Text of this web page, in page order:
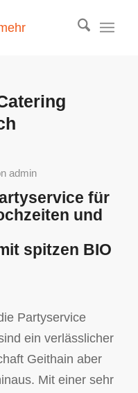
admin
für
und
spitzen BIO
Partyservice
ein verlässlicher
Geithain aber
Mit einer sehr